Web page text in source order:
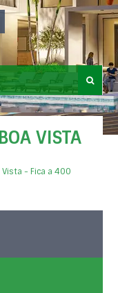
VISTA
- Fica a 400